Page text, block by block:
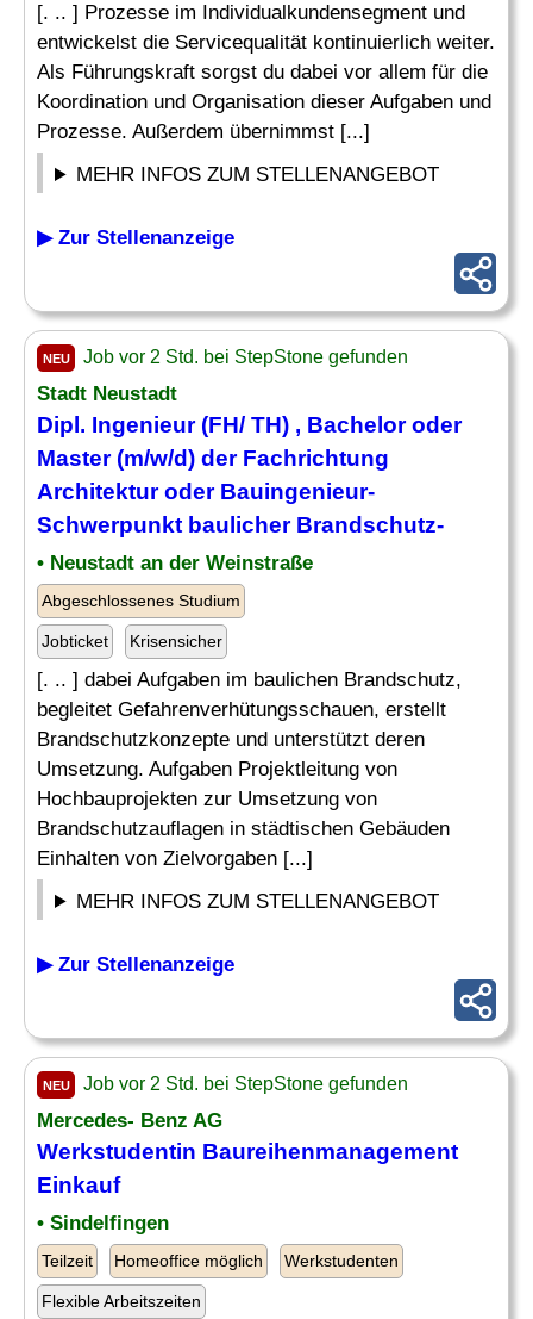
[. .. ] Prozesse im Individualkundensegment und
entwickelst die Servicequalität kontinuierlich weiter.
Als Führungskraft sorgst du dabei vor allem für die
Koordination und Organisation dieser Aufgaben und
Prozesse. Außerdem übernimmst [...]
MEHR INFOS ZUM STELLENANGEBOT
▶ Zur Stellenanzeige
NEU Job vor 2 Std. bei StepStone gefunden
Stadt Neustadt
Dipl. Ingenieur (FH/ TH) , Bachelor oder
Master (m/w/d) der Fachrichtung
Architektur oder Bauingenieur-
Schwerpunkt baulicher Brandschutz-
• Neustadt an der Weinstraße
Abgeschlossenes Studium
Jobticket Krisensicher
[. .. ] dabei Aufgaben im baulichen Brandschutz,
begleitet Gefahrenverhütungsschauen, erstellt
Brandschutzkonzepte und unterstützt deren
Umsetzung. Aufgaben Projektleitung von
Hochbauprojekten zur Umsetzung von
Brandschutzauflagen in städtischen Gebäuden
Einhalten von Zielvorgaben [...]
MEHR INFOS ZUM STELLENANGEBOT
▶ Zur Stellenanzeige
NEU Job vor 2 Std. bei StepStone gefunden
Mercedes- Benz AG
Werkstudentin Baureihenmanagement
Einkauf
• Sindelfingen
Teilzeit Homeoffice möglich Werkstudenten
Flexible Arbeitszeiten